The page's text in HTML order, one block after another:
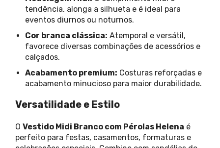
tendência, alonga a silhueta e é ideal para
eventos diurnos ou noturnos.
Cor branca clássica: Atemporal e versátil,
favorece diversas combinações de acessórios e
calçados.
Acabamento premium: Costuras reforçadas e
acabamento minucioso para maior durabilidade.
Versatilidade e Estilo
O Vestido Midi Branco com Pérolas Helena é
perfeito para festas, casamentos, formaturas e